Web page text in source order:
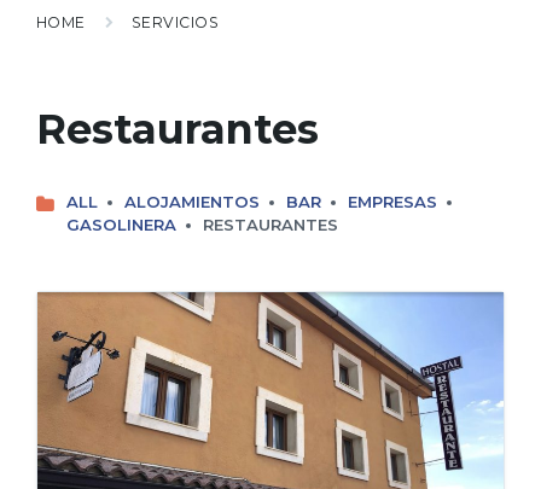
HOME SERVICIOS
Restaurantes
ALL ALOJAMIENTOS BAR
EMPRESAS
GASOLINERA
RESTAURANTES